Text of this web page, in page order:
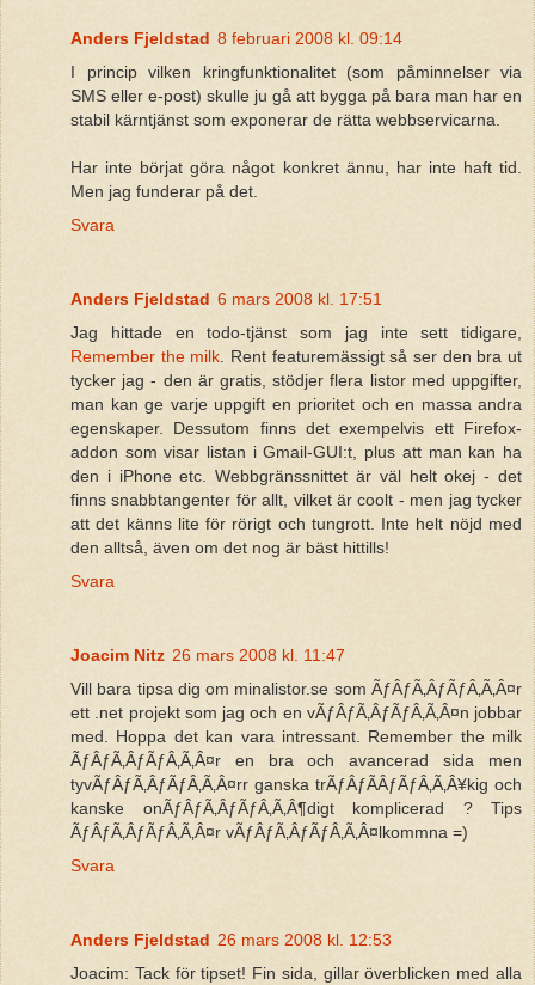
Anders Fjeldstad 8 februari 2008 kl. 09:14
I princip vilken kringfunktionalitet (som påminnelser via
SMS eller e-post) skulle ju gå att bygga på bara man har en
stabil kärntjänst som exponerar de rätta webbservicarna.
Har inte börjat göra något konkret ännu, har inte haft tid.
Men jag funderar på det.
Svara
Anders Fjeldstad 6 mars 2008 kl. 17:51
Jag hittade en todo-tjänst som jag inte sett tidigare,
Remember the milk. Rent featuremässigt så ser den bra ut
tycker jag - den är gratis, stödjer flera listor med uppgifter,
man kan ge varje uppgift en prioritet och en massa andra
egenskaper. Dessutom finns det exempelvis ett Firefox-
addon som visar listan i Gmail-GUI:t, plus att man kan ha
den i iPhone etc. Webbgränssnittet är väl helt okej - det
finns snabbtangenter för allt, vilket är coolt - men jag tycker
att det känns lite för rörigt och tungrott. Inte helt nöjd med
den alltså, även om det nog är bäst hittills!
Svara
Joacim Nitz 26 mars 2008 kl. 11:47
Vill bara tipsa dig om minalistor.se som ÃƒÂƒÃ‚ÂƒÃƒÂ‚Ã‚Â¤r
ett .net projekt som jag och en vÃƒÂƒÃ‚ÂƒÃƒÂ‚Ã‚Â¤n jobbar
med. Hoppa det kan vara intressant. Remember the milk
ÃƒÂƒÃ‚ÂƒÃƒÂ‚Ã‚Â¤r en bra och avancerad sida men
tyvÃƒÂƒÃ‚ÂƒÃƒÂ‚Ã‚Â¤rr ganska trÃƒÂƒÃÂƒÃƒÂ‚Ã‚Â¥kig och
kanske onÃƒÂƒÃ‚ÂƒÃƒÂ‚Ã‚Â¶digt komplicerad ? Tips
ÃƒÂƒÃ‚ÂƒÃƒÂ‚Ã‚Â¤r vÃƒÂƒÃ‚ÂƒÃƒÂ‚Ã‚Â¤lkommna =)
Svara
Anders Fjeldstad 26 mars 2008 kl. 12:53
Joacim: Tack för tipset! Fin sida, gillar överblicken med alla